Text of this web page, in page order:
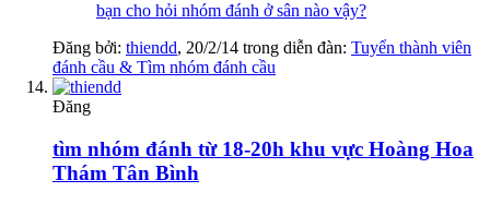
bạn cho hỏi nhóm đánh ở sân nào vậy?
Đăng bởi: thiendd, 20/2/14 trong diễn đàn: Tuyển thành viên
đánh cầu & Tìm nhóm đánh cầu
Đăng
tìm nhóm đánh từ 18-20h khu vực Hoàng Hoa
Thám Tân Bình